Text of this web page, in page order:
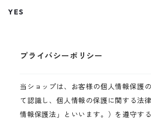
YES
プライバシーポリシー
当ショップは、お客様の個人情報保護
て認識し、個人情報の保護に関する法
情報保護法」といいます。）を遵守す